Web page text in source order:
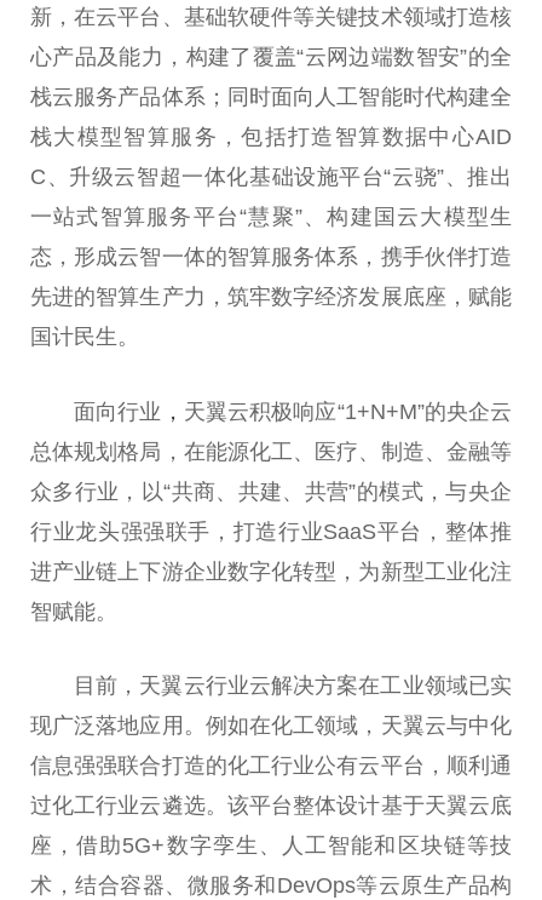
新，在云平台、基础软硬件等关键技术领域打造核
心产品及能力，构建了覆盖“云网边端数智安”的全
栈云服务产品体系；同时面向人工智能时代构建全
栈大模型智算服务，包括打造智算数据中心AID
C、升级云智超一体化基础设施平台“云骁”、推出
一站式智算服务平台“慧聚”、构建国云大模型生
态，形成云智一体的智算服务体系，携手伙伴打造
先进的智算生产力，筑牢数字经济发展底座，赋能
国计民生。
面向行业 ， 天翼云积极响应“1+N+M”的央企云
总体规划格局，在能源化工、医疗、制造、金融等
众多行业，以“共商、共建、共营”的模式，与央企
行业龙头强强联手，打造行业SaaS平台，整体推
进产业链上下游企业数字化转型，为新型工业化注
智赋能。
目前，天翼云行业云解决方案在工业领域已实
现广泛落地应用。例如在化工领域，天翼云与中化
信息强强联合打造的化工行业公有云平台，顺利通
过化工行业云遴选。该平台整体设计基于天翼云底
座，借助5G+数字孪生、人工智能和区块链等技
术，结合容器、微服务和DevOps等云原生产品构